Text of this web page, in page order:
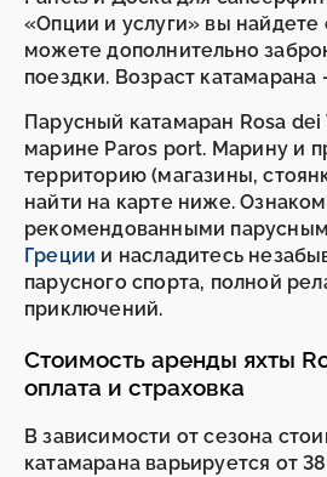
«Опции и услуги» вы найдете
можете дополнительно
поездки. Возраст катамарана
Парусный катамаран Rosa dei
марине Paros port. Марину и
территорию (магазины,
найти на карте ниже.
рекомендованными
Греции и насладитесь
парусного спорта, полной
приключений.
Стоимость аренды яхты
оплата и страховка
В зависимости от сезона
катамарана варьируется от